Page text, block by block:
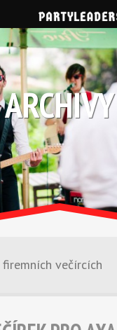
ARCHIVY
večírcích